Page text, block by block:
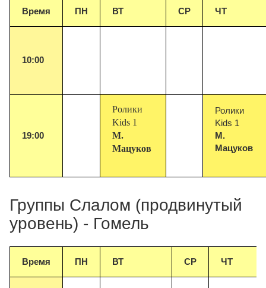
Время ПН ВТ СР ЧТ
10:00
19:00
Ролики
Kids 1
М.
Мацуков
Ролики
Kids 1
М.
Мацуков
Группы Слалом (продвинутый
уровень) - Гомель
Время ПН ВТ СР ЧТ